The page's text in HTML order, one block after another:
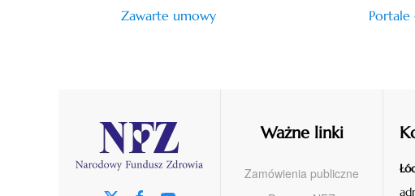
Zawarte umowy Portale
Ważne linki
Zamówienia publiczne